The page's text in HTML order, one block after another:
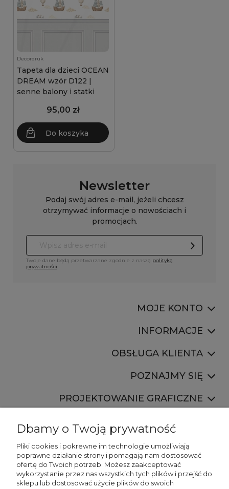
Decordruk
Tapeta dla dzieci OCEAN
DREAM wzór D122 |
senne balony i statki
95,00 zł
Do koszyka
Newsletter
Podaj swój adres e-mail, jeżeli chcesz
otrzymywać informacje o nowościach i
promocjach.
Twoje dane będą przetwarzane zgodnie z naszą polityką
prywatności
MOJE KONTO
INFORMACJE
OBSŁUGA KLIENTA
POZNAJMY SIĘ
PROJEKTOWANIE GRAFICZNE
887 750 445
536 346 177
Dbamy o Twoją prywatność
Pliki cookies i pokrewne im technologie umożliwiają
poprawne działanie strony i pomagają nam dostosować
ofertę do Twoich potrzeb. Możesz zaakceptować
wykorzystanie przez nas wszystkich tych plików i przejść do
sklepu lub dostosować użycie plików do swoich